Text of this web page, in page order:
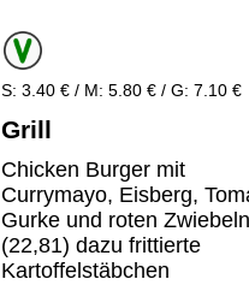
S: 3.40 € / M: 5.80 € / G: 7.10 €
Grill
Chicken Burger mit
Currymayo, Eisberg,
Gurke und roten Zwiebeln
(22,81) dazu frittierte
Kartoffelstäbchen